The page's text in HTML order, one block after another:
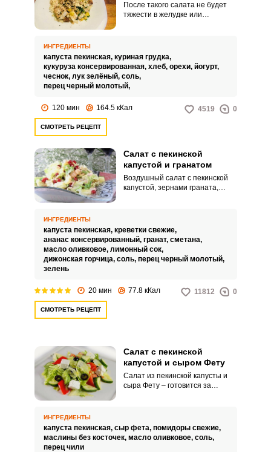
После такого салата не будет
тяжести в желудке или
который при этом подарит все
богатство вкуса.
ИНГРЕДИЕНТЫ
капуста пекинская, куриная грудка,
кукуруза консервированная, хлеб, орехи, йогурт,
чеснок, лук зелёный, соль,
перец черный молотый,
120 мин 164.5 кКал 4519 0
СМОТРЕТЬ РЕЦЕПТ
Салат с пекинской
капустой и гранатом
Воздушный салат с пекинской
капустой, зернами граната,
довольно контрастный: зерна
граната заметно освежают
нежную капусту с креветками.
ИНГРЕДИЕНТЫ
капуста пекинская, креветки свежие,
ананас консервированный, гранат, сметана,
масло оливковое, лимонный сок,
дижонская горчица, соль, перец черный молотый,
зелень
20 мин 77.8 кКал 11812 0
СМОТРЕТЬ РЕЦЕПТ
Салат с пекинской
капустой и сыром Фету
Салат из пекинской капусты и
сыра Фету – готовится за
все перемешать. Не надо ничего
отваривать, салату не
требуется настояться или
ИНГРЕДИЕНТЫ
капуста пекинская, сыр фета, помидоры свежие,
маслины без косточек, масло оливковое, соль,
перец чили